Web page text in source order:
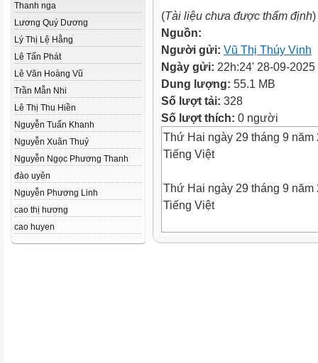
Thanh nga
Lương Quý Dương
Lý Thị Lệ Hằng
Lê Tấn Phát
Lê Văn Hoàng Vũ
Trần Mẫn Nhi
Lê Thị Thu Hiền
Nguyễn Tuấn Khanh
Nguyễn Xuân Thuỷ
Nguyễn Ngọc Phương Thanh
đào uyên
Nguyễn Phương Linh
cao thị hương
cao huyen
(Tài liệu chưa được thẩm định)
Nguồn:
Người gửi: Vũ Thị Thúy Vinh
Ngày gửi: 22h:24' 28-09-2025
Dung lượng: 55.1 MB
Số lượt tải: 328
Số lượt thích: 0 người
Thứ Hai ngày 29 tháng 9 năm
Tiếng Việt
Thứ Hai ngày 29 tháng 9 năm
Tiếng Việt